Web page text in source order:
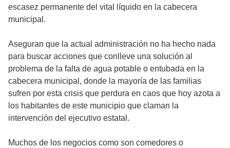
escasez permanente del vital líquido en la cabecera
municipal.
Aseguran que la actual administración no ha hecho nada
para buscar acciones que conlleve una solución al
problema de la falta de agua potable o entubada en la
cabecera municipal, donde la mayoría de las familias
sufren por esta crisis que perdura en caos que hoy azota a
los habitantes de este municipio que claman la
intervención del ejecutivo estatal.
Muchos de los negocios como son comedores o